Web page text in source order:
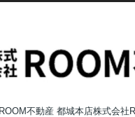
不動産 都城本店株式会社